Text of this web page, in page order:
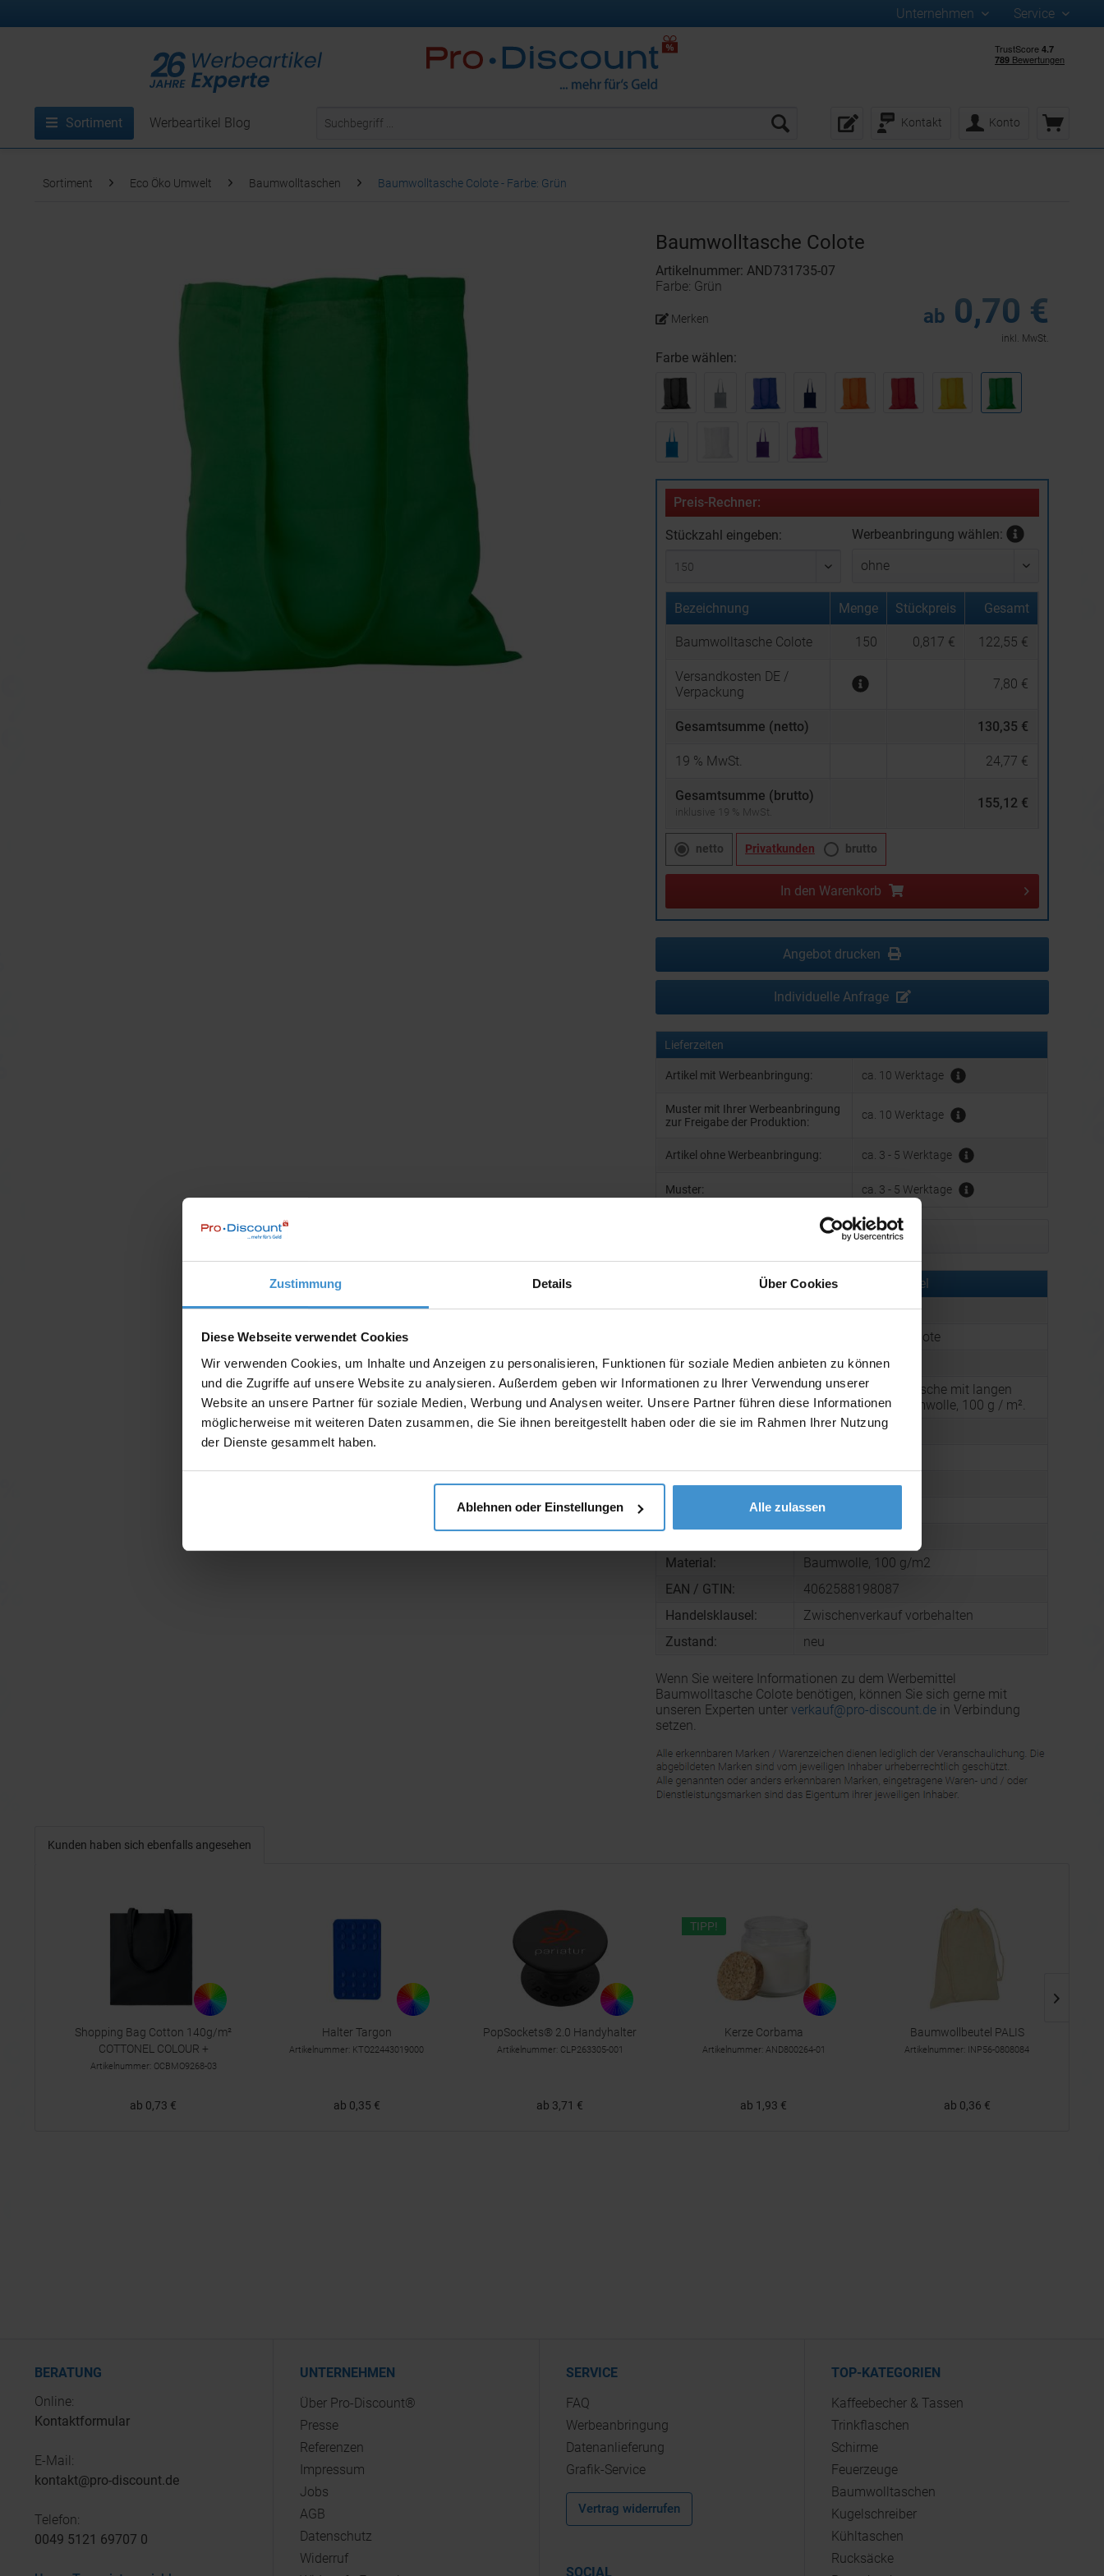
Zustimmung Details Über Cookies
Diese Webseite verwendet Cookies
Wir verwenden Cookies, um Inhalte und Anzeigen zu personalisieren, Funktionen für soziale Medien anbieten zu können
und die Zugriffe auf unsere Website zu analysieren. Außerdem geben wir Informationen zu Ihrer Verwendung unserer
Website an unsere Partner für soziale Medien, Werbung und Analysen weiter. Unsere Partner führen diese Informationen
möglicherweise mit weiteren Daten zusammen, die Sie ihnen bereitgestellt haben oder die sie im Rahmen Ihrer Nutzung
der Dienste gesammelt haben.
Ablehnen oder Einstellungen Alle zulassen
Unternehmen Service
Kontakt Konto
Sortiment Werbeartikel Blog
Sortiment Eco Öko Umwelt Baumwolltaschen Baumwolltasche Colote - Farbe: Grün
Baumwolltasche Colote
Artikelnummer: AND731735-07
Farbe: Grün
ab 0,70 €
inkl. MwSt.
Merken
Farbe wählen:
Preis-Rechner:
Stückzahl eingeben: Werbeanbringung wählen:
Bezeichnung Menge Stückpreis Gesamt
Baumwolltasche Colote 150 0,817 € 122,55 €
Versandkosten DE /
Verpackung
7,80 €
Gesamtsumme (netto) 130,35 €
19 % MwSt. 24,77 €
Gesamtsumme (brutto)
inklusive 19 % MwSt.
155,12 €
netto Privatkunden brutto
In den Warenkorb
Angebot drucken
Individuelle Anfrage
Lieferzeiten
Artikel mit Werbeanbringung: ca. 10 Werktage
Muster mit Ihrer Werbeanbringung
zur Freigabe der Produktion:
ca. 10 Werktage
Artikel ohne Werbeanbringung: ca. 3 - 5 Werktage
Muster: ca. 3 - 5 Werktage
Muster bestellen
Produktinformationen zu diesem Werbeartikel
Artikelnummer:
AND731735-07
Baumwolltasche Colote
Ausführung:
Farbe: Grün
Beschreibung:
Farbige Baumwolltasche mit langen
Henkeln, 100% Baumwolle, 100 g / m².
Gewicht:
60 g
Menge pro Karton:
250
Gewicht pro Karton:
16,0 kg
Material:
Baumwolle, 100 g/m2
EAN / GTIN:
4062588198087
Handelsklausel:
Zwischenverkauf vorbehalten
Zustand:
neu
Wenn Sie weitere Informationen zu dem Werbemittel
Baumwolltasche Colote benötigen, können Sie sich gerne mit
unseren Experten unter verkauf@pro-discount.dein Verbindung
setzen.
Kunden haben sich ebenfalls angesehen
Shopping Bag Cotton 140g/m²
COTTONEL COLOUR +
Artikelnummer: OCBMO9268-03
ab 0,73 €
Halter Targon
Artikelnummer: KTO22443019000
ab 0,35 €
PopSockets® 2.0 Handyhalter
Artikelnummer: CLP263305-001
ab 3,71 €
TIPP!
Kerze Corbama
Artikelnummer: AND800264-01
ab 1,93 €
Baumwollbeutel PALIS
Artikelnummer: INP56-0808084
ab 0,36 €
BERATUNG
Online:
Kontaktformular
E-Mail:
kontakt@pro-discount.de
Telefon:
0049 5121 69707 0
UNTERNEHMEN
Über Pro-Discount®
Presse
Referenzen
Impressum
Jobs
AGB
Datenschutz
Widerruf
SERVICE
FAQ
Werbeanbringung
Datenanlieferung
Grafik-Service
Vertrag widerrufen
SOCIAL
TOP-KATEGORIEN
Kaffeebecher & Tassen
Trinkflaschen
Schirme
Feuerzeuge
Baumwolltaschen
Kugelschreiber
Kühltaschen
Rucksäcke